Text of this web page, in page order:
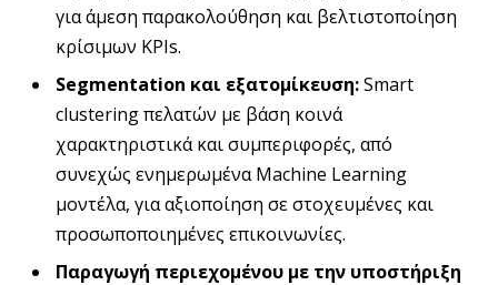
για άμεση παρακολούθηση και βελτιστοποίηση
κρίσιμων KPIs.
Segmentation και εξατομίκευση:Smart
clustering πελατών με βάση κοινά
χαρακτηριστικά και συμπεριφορές, από
συνεχώς ενημερωμένα Machine Learning
μοντέλα, για αξιοποίηση σε στοχευμένες και
προσωποποιημένες επικοινωνίες.
Παραγωγή περιεχομένου με την υποστήριξη